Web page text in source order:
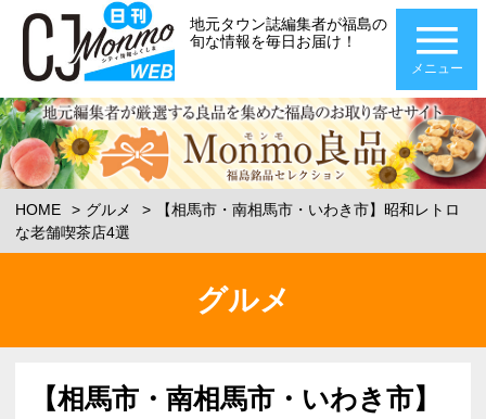
地元タウン誌編集者が福島の
旬な情報を毎日お届け！
メニュー
HOME グルメ
【相馬市・南相馬市・いわき市】昭和レトロ
な老舗喫茶店4選
グルメ
【相馬市・南相馬市・いわき市】